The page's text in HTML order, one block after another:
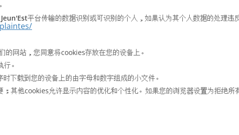
平台传输的数据识别或可识别的个人，如果认为其个人数据的处理
的网站，您同意将cookies存放在您的设备上。
。
下载到您的设备上的由字母和数字组成的小文件。
其他cookies允许显示内容的优化和个性化。如果您的浏览器设置为拒绝所